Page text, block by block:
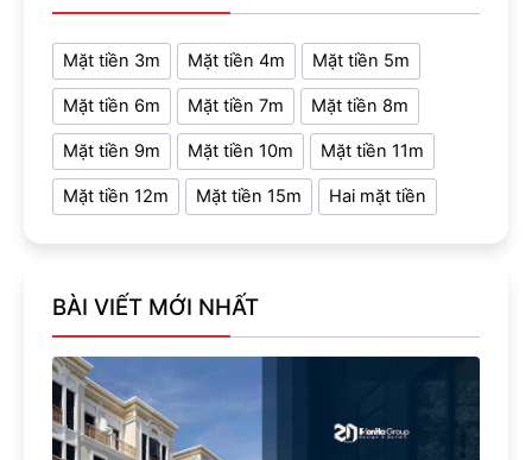
Mặt tiền 3m Mặt tiền 4m Mặt tiền 5m
Mặt tiền 6m Mặt tiền 7m Mặt tiền 8m
Mặt tiền 9m Mặt tiền 10m Mặt tiền 11m
Mặt tiền 12m Mặt tiền 15m Hai mặt tiền
BÀI VIẾT MỚI NHẤT